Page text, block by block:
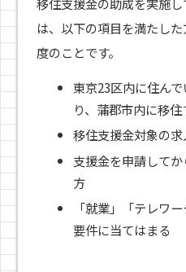
は、以下の項目を満たし
度のことです。
東京23区内に住ん
り、蒲郡市内に移
移住支援金対象の
支援金を申請して
方
「就業」「テレワ
要件に当てはまる